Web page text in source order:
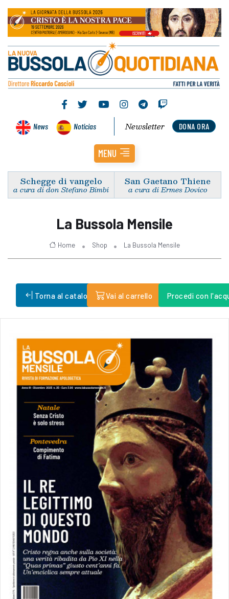
News Noticias DONA ORA
Newsletter
MENU
Schegge di vangelo
a cura di don Stefano Bimbi
San Gaetano Thiene
a cura di Ermes Dovico
La Bussola Mensile
Home Shop La Bussola Mensile
Torna al catalogo Vai al carrello Procedi con